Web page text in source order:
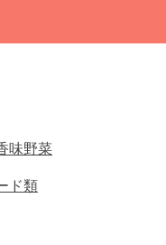
味野菜
ド類